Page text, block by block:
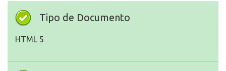
Tipo de Documento
HTML 5